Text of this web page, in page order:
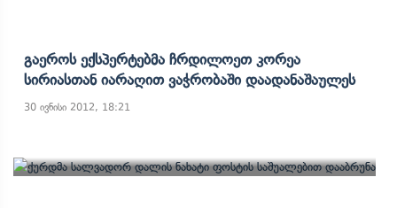
Გაეროს Ექსპერტებმა Ჩრდილოეთ Კორეა
Სირიასთან Იარაღით Ვაჭრობაში Დაადანაშაულეს
30 ივნისი 2012, 18:21